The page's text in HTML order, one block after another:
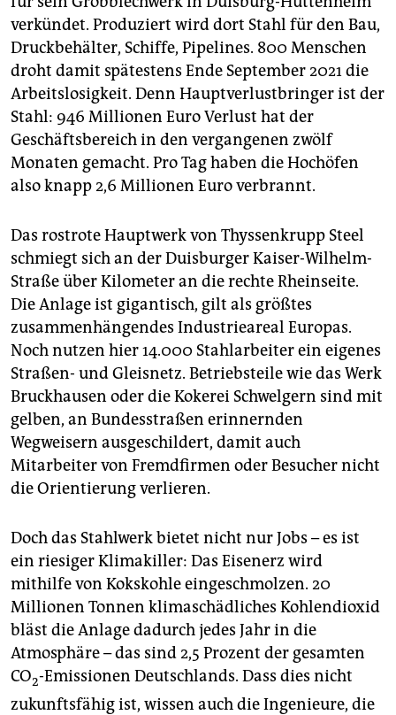
verkündet. Produziert wird dort Stahl für den Bau,
Druckbehälter, Schiffe, Pipelines. 800 Menschen
droht damit spätestens Ende September 2021 die
Arbeitslosigkeit. Denn Hauptverlustbringer ist der
Stahl: 946 Millionen Euro Verlust hat der
Geschäftsbereich in den vergangenen zwölf
Monaten gemacht. Pro Tag haben die Hochöfen
also knapp 2,6 Millionen Euro verbrannt.
Das rostrote Hauptwerk von Thyssen­krupp Steel
schmiegt sich an der Duisburger Kaiser-Wilhelm-
Straße über Kilometer an die rechte Rheinseite.
Die Anlage ist gigantisch, gilt als größtes
zusammenhängendes Industrie­areal Europas.
Noch nutzen hier 14.000 Stahlarbeiter ein eigenes
Straßen- und Gleisnetz. Betriebsteile wie das Werk
Bruckhausen oder die Kokerei Schwelgern sind mit
gelben, an Bundesstraßen erinnernden
Wegweisern ausgeschildert, damit auch
Mitarbeiter von Fremdfirmen oder Besucher nicht
die Orientierung verlieren.
Doch das Stahlwerk bietet nicht nur Jobs – es ist
ein riesiger Klimakiller: Das Eisenerz wird
mithilfe von Kokskohle eingeschmolzen. 20
Millionen Tonnen klimaschädliches Kohlendioxid
bläst die Anlage dadurch jedes Jahr in die
Atmosphäre – das sind 2,5 Prozent der gesamten
CO2-Emissionen Deutschlands. Dass dies nicht
zukunftsfähig ist, wissen auch die Ingenieure, die